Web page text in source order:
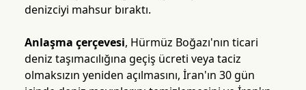
denizciyi mahsur bıraktı.
Anlaşma çerçevesi, Hürmüz Boğazı'nın ticari
deniz taşımacılığına geçiş ücreti veya taciz
olmaksızın yeniden açılmasını, İran'ın 30 gün